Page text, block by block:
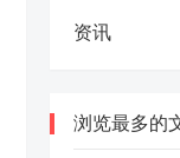
资讯
浏览最多的